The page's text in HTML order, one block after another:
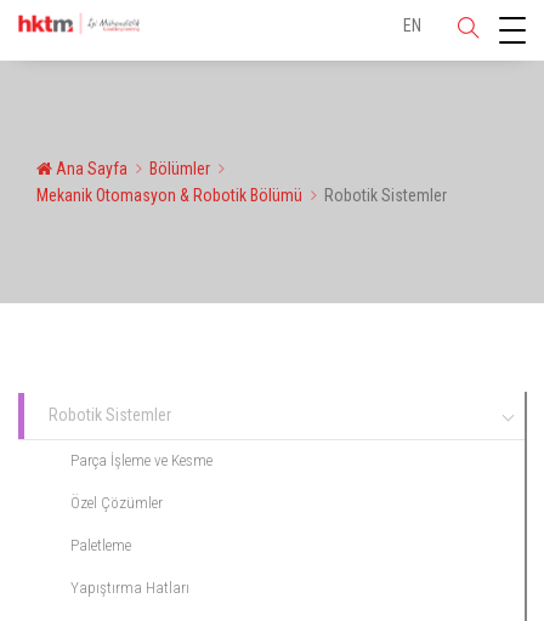
EN
Ana Sayfa
Bölümler
Mekanik Otomasyon & Robotik Bölümü
Robotik Sistemler
Robotik Sistemler
Parça İşleme ve Kesme
Özel Çözümler
Paletleme
Yapıştırma Hatları